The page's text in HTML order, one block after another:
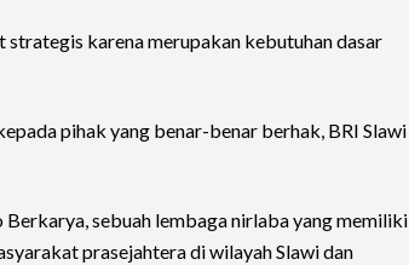
strategis karena merupakan kebutuhan dasar
pihak yang benar-benar berhak, BRI Slawi
sebuah lembaga nirlaba yang memiliki
prasejahtera di wilayah Slawi dan